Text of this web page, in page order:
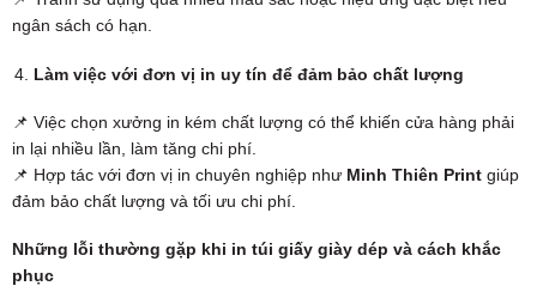
ngân sách có hạn.
Làm việc với đơn vị in uy tín để đảm bảo chất lượng
📌 Việc chọn xưởng in kém chất lượng có thể khiến cửa hàng phải
in lại nhiều lần, làm tăng chi phí.
📌 Hợp tác với đơn vị in chuyên nghiệp như Minh Thiên Printgiúp
đảm bảo chất lượng và tối ưu chi phí.
Những lỗi thường gặp khi in túi giấy giày dép và cách khắc
phục